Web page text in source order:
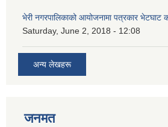
भेरी नगरपालिकाको आयोजनामा पत्रकार भेटघाट
Saturday, June 2, 2018 - 12:08
अन्य लेखहरू
जनमत